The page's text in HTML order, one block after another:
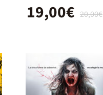
20,00€
19,00€